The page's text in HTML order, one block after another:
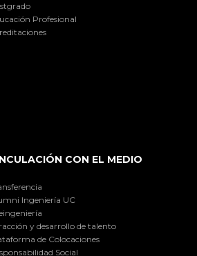
Profesional
CON EL MEDIO
Ingeniería UC
y desarrollo de talento
de Colocaciones
Social